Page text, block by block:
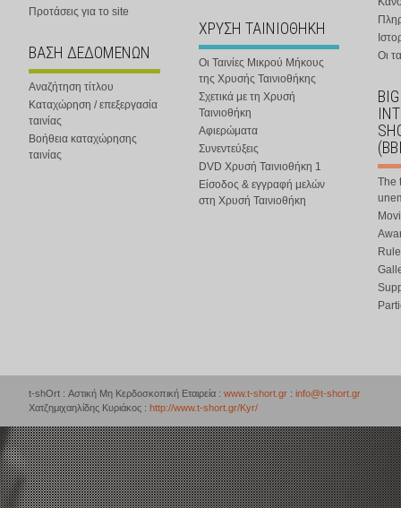
Προτάσεις για το site
ΒΑΣΗ ΔΕΔΟΜΕΝΩΝ
Αναζήτηση τίτλου
Καταχώρηση / επεξεργασία
ταινίας
Βοήθεια καταχώρησης
ταινίας
ΧΡΥΣΗ ΤΑΙΝΙΟΘΗΚΗ
Οι Ταινίες Μικρού Μήκους
της Χρυσής Ταινιοθήκης
Σχετικά με τη Χρυσή
Ταινιοθήκη
Αφιερώματα
Συνεντεύξεις
DVD Χρυσή Ταινιοθήκη 1
Είσοδος & εγγραφή μελών
στη Χρυσή Ταινιοθήκη
Οι
The
t-shOrt : Αστική Μη Κερδοσκοπική Εταιρεία : www.t-short.gr : info@t-short.gr
Χατζημιχαηλίδης Κυριάκος : http://www.t-short.gr/Kyr/